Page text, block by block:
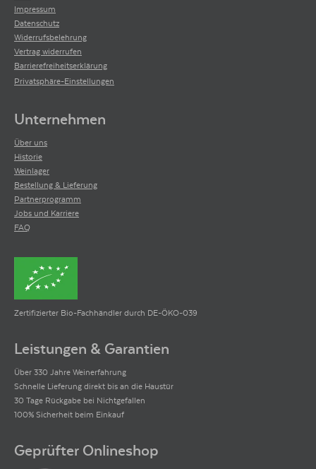
Impressum
Datenschutz
Widerrufsbelehrung
Vertrag widerrufen
Barrierefreiheitserklärung
Privatsphäre-Einstellungen
Unternehmen
Über uns
Historie
Weinlager
Bestellung & Lieferung
Partnerprogramm
Jobs und Karriere
FAQ
Zertifizierter Bio-Fachhändler durch DE-ÖKO-039
Leistungen & Garantien
Über 330 Jahre Weinerfahrung
Schnelle Lieferung direkt bis an die Haustür
30 Tage Rückgabe bei Nichtgefallen
100% Sicherheit beim Einkauf
Geprüfter Onlineshop